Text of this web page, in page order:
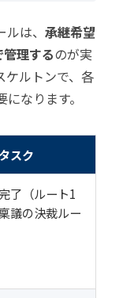
は、 承継希望
理するのが実
ケルトンで、各
なります。
スク
了（ルート1
議の決裁ルー